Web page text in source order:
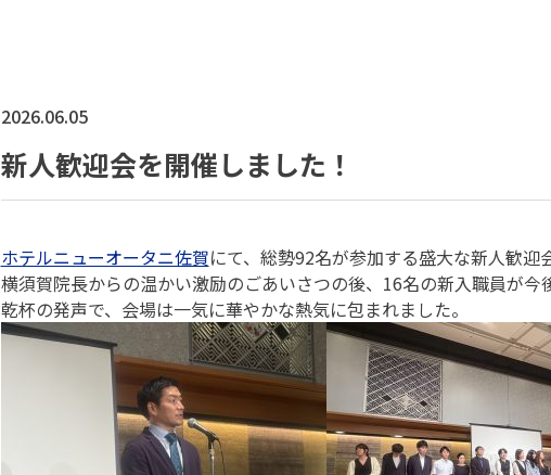
2026.06.05
新人歓迎会を開催しました！
ホテルニューオータニ佐賀にて、総勢92名が参加する盛大な新人歓迎
横須賀院長からの温かい激励のごあいさつの後、16名の新入職員が
乾杯の発声で、会場は一気に華やかな熱気に包まれました。